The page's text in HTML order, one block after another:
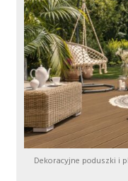
Dekoracyjne poduszki i